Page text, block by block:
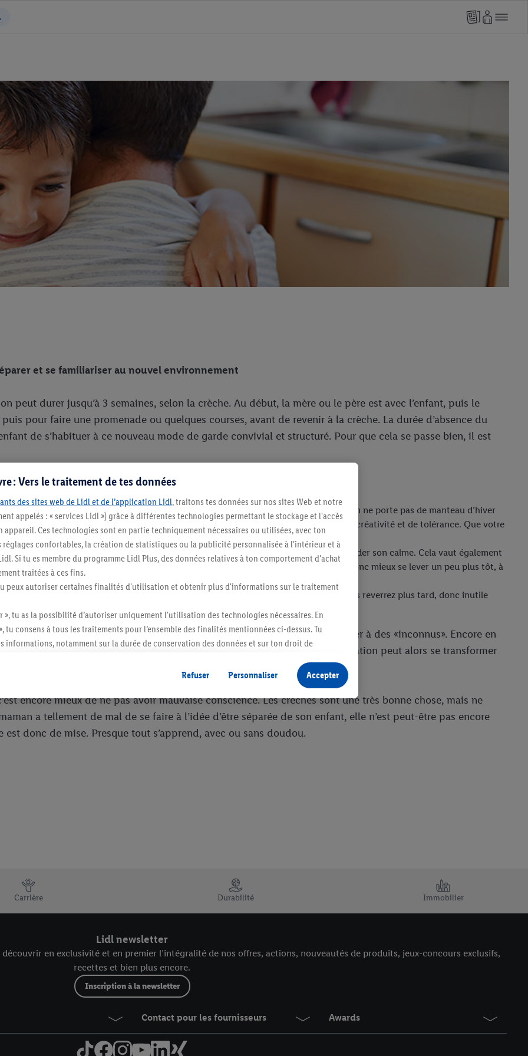
et se familiariser au nouvel environnement
peut durer jusqu’à 3 semaines, selon la crèche. Au début, la mère ou le père est avec l’enfant, puis le
pour faire une promenade ou quelques courses, avant de revenir à la crèche. La durée d’absence du
de s’habituer à ce nouveau mode de garde convivial et structuré. Pour que cela se passe bien, il est
Cela évite de devoir mener une discussion le matin à 7h30 pour expliquer pourquoi on ne porte pas de manteau d’hiver
sont les conflits les plus fréquents avec les enfants en bas âge. Alors faites preuve de créativité et de tolérance. Que votre
«Si tu es pressée, vas-y doucement!» En ce point, il avait bien raison. Il faut donc garder son calme. Cela vaut également
vélo ou en voiture. Devoir courir après le temps le matin augmente le stress. Il vaut donc mieux se lever un peu plus tôt, à
terrorise jamais…
de votre enfant à la crèche. Un au revoir bref et chaleureux est parfait! Vous vous reverrez plus tard, donc inutile
aucun mal à vous quitter.
il est difficile de se séparer de son enfant encore si jeune pour le confier à des «inconnus». Encore en
les mamans qui allaitent sont particulièrement vulnérables. La séparation peut alors se transformer
et qu’il s’agrippe à vous.
encore mieux de ne pas avoir mauvaise conscience. Les crèches sont une très bonne chose, mais ne
a tellement de mal de se faire à l’idée d’être séparée de son enfant, elle n’est peut-être pas encore
donc de mise. Presque tout s’apprend, avec ou sans doudou.
Carrière Durabilité Immobilier
Lidl newsletter
en exclusivité et en premier l’intégralité de nos offres, actions, nouveautés de produits, jeux-concours exclusifs,
recettes et bien plus encore.
Inscription à la newsletter
Contact pour les fournisseurs Awards
: Vers le traitement de tes données
des sites web de Lidl et de l’application Lidl, traitons tes données sur nos sites Web et notre
appelés : « services Lidl ») grâce à différentes technologies permettant le stockage et l'accès
Ces technologies sont en partie techniquement nécessaires ou utilisées, avec ton
réglages confortables, la création de statistiques ou la publicité personnalisée à l'intérieur et à
Si tu es membre du programme Lidl Plus, des données relatives à ton comportement d'achat
traitées à ces fins.
peux autoriser certaines finalités d'utilisation et obtenir plus d'informations sur le traitement
», tu as la possibilité d’autoriser uniquement l'utilisation des technologies nécessaires. En
tu consens à tous les traitements pour l’ensemble des finalités mentionnées ci-dessus. Tu
informations, notamment sur la durée de conservation des données et sur ton droit de
Refuser Personnaliser Accepter